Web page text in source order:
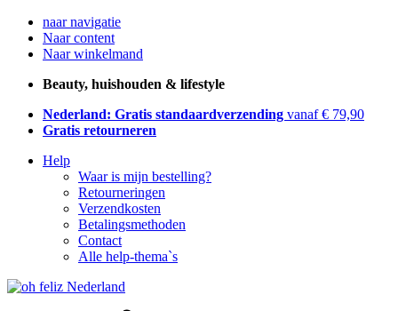
naar navigatie
Naar content
Naar winkelmand
Beauty, huishouden & lifestyle
Nederland: Gratis standaardverzending vanaf € 79,90
Gratis retourneren
Help
Waar is mijn bestelling?
Retourneringen
Verzendkosten
Betalingsmethoden
Contact
Alle help-thema`s